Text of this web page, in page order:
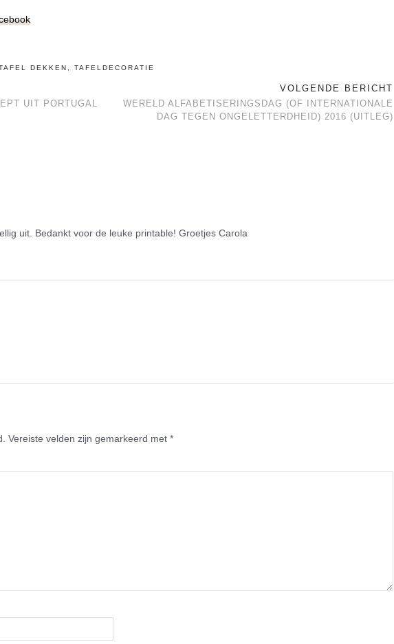
DEKKEN TAFELDECORATIE
UIT PORTUGAL
VOLGENDE BERICHT
WERELD ALFABETISERINGSDAG (OF INTERNATIONALE
DAG TEGEN ONGELETTERDHEID) 2016 (UITLEG)
uit. Bedankt voor de leuke printable! Groetjes Carola
Vereiste velden zijn gemarkeerd met *